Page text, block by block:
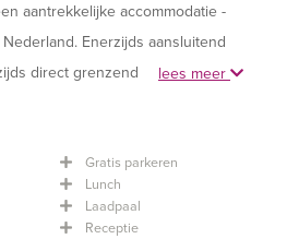
aantrekkelijke accommodatie -
Enerzijds aansluitend
direct grenzend aan de Veluwe
of grote groep. Wij bieden een
voor groepen tot ongeveer 750
besteden kan variëren van een
lees meer
Gratis parkeren
Lunch
Laadpaal
Receptie